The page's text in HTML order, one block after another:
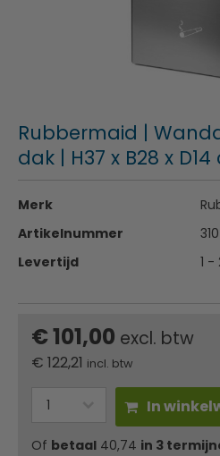
Rubbermaid |
dak | H37 x B28 x D14
Merk
Artikelnummer
Levertijd
1 -
€ 101,00 excl. btw
€ 122,21 incl. btw
In
Of betaal 40,74 in 3